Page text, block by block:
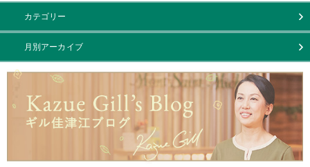
カテゴリー
月別アーカイブ